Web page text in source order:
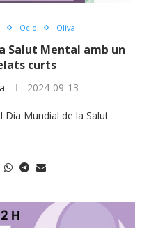
Ocio Oliva
Salut Mental amb un
curts
2024-09-13
Dia Mundial de la Salut